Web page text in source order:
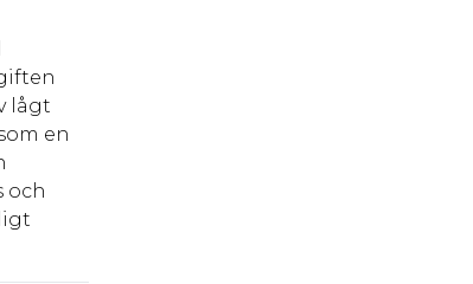
lågt
en
och